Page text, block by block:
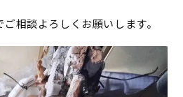
相談よろしくお願いします。